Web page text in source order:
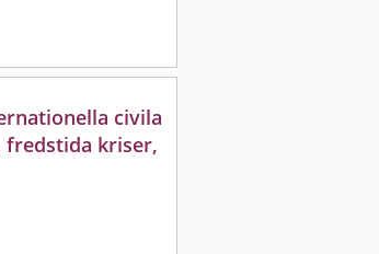
civila
fredstida kriser,